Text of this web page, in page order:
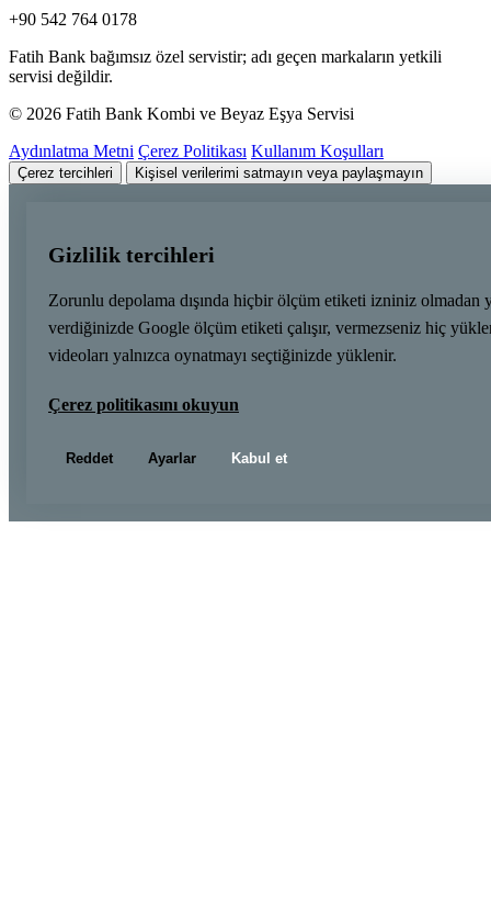
+90 542 764 0178
Fatih Bank bağımsız özel servistir; adı geçen markaların yetkili
servisi değildir.
© 2026 Fatih Bank Kombi ve Beyaz Eşya Servisi
Aydınlatma Metni Çerez Politikası Kullanım Koşulları
Çerez tercihleri Kişisel verilerimi satmayın veya paylaşmayın
Gizlilik tercihleri
Zorunlu depolama dışında hiçbir ölçüm etiketi izniniz olmadan
verdiğinizde Google ölçüm etiketi çalışır, vermezseniz hiç
videoları yalnızca oynatmayı seçtiğinizde yüklenir.
Çerez politikasını okuyun
Reddet Ayarlar Kabul et